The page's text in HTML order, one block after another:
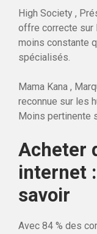
High Society ,
offre correcte sur
moins constante
spécialisés.
Mama Kana ,
reconnue sur les
Moins pertinente
Acheter
internet
savoir
Avec 84 % des